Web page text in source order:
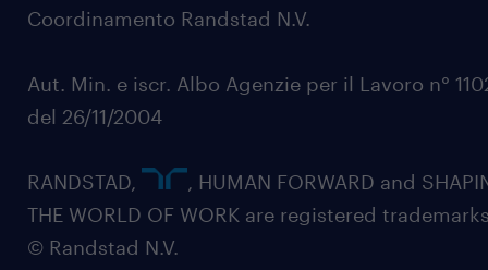
Coordinamento Randstad N.V.
Aut. Min. e iscr. Albo Agenzie per il Lavoro n°
del 26/11/2004
RANDSTAD,
, HUMAN FORWARD and
THE WORLD OF WORK are registered
© Randstad N.V.